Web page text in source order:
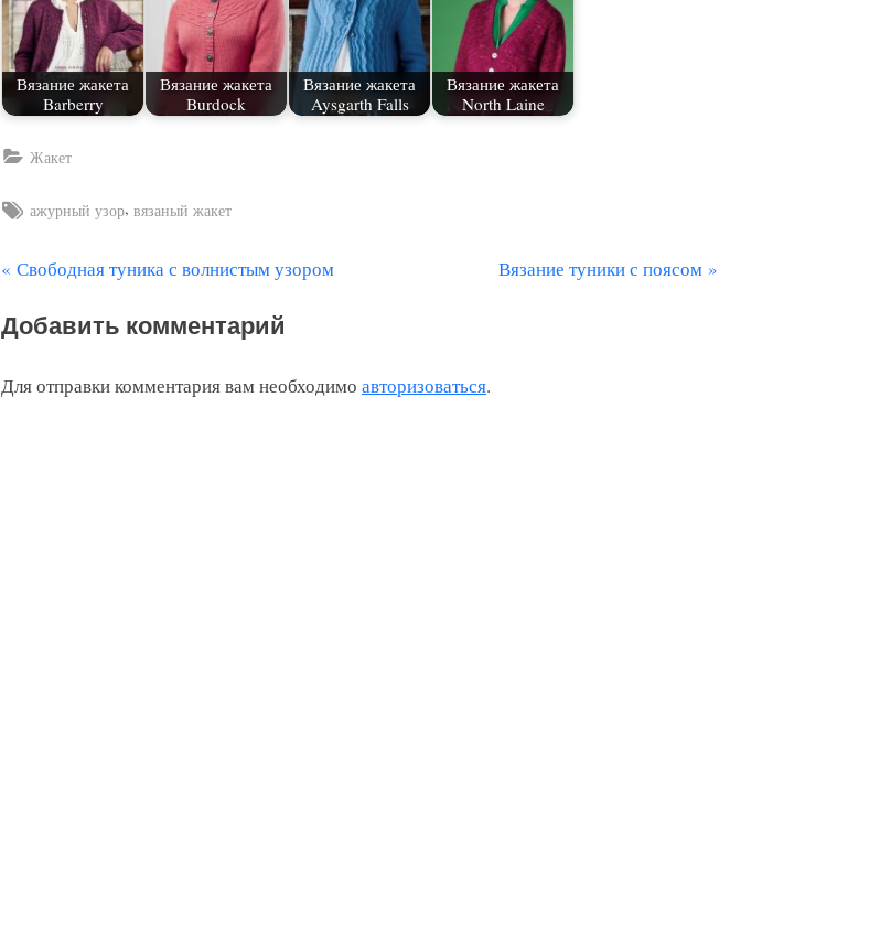
Вязание жакета
Barberry
Вязание жакета
Burdock
Вязание жакета
Aysgarth Falls
Вязание жакета
North Laine
Жакет
Tags:
ажурный узор, вязаный жакет
Навигация
по
записям
П
е
ы
Свободная туника с волнистым узором
С
Вязание туники с поясом
Добавить комментарий
Для отправки комментария вам необходимо авторизоваться.